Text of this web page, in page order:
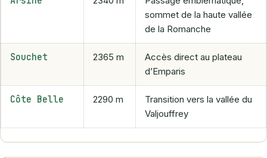
sommet de la haute vallée
de la Romanche
Souchet 2365 m
Accès direct au plateau
d’Emparis
Côte Belle 2290 m
Transition vers la vallée du
Valjouffrey